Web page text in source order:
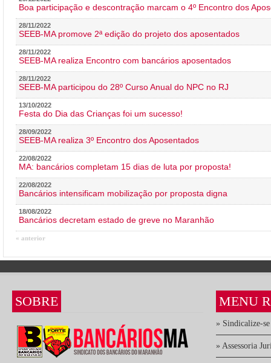
Boa participação e descontração marcam o 4º Encontro dos
28/11/2022
SEEB-MA promove 2ª edição do projeto dos aposentados
28/11/2022
SEEB-MA realiza Encontro com bancários aposentados
28/11/2022
SEEB-MA participou do 28º Curso Anual do NPC no RJ
13/10/2022
Festa do Dia das Crianças foi um sucesso!
28/09/2022
SEEB-MA realiza 3º Encontro dos Aposentados
22/08/2022
MA: bancários completam 15 dias de luta por proposta!
22/08/2022
Bancários intensificam mobilização por proposta digna
18/08/2022
Bancários decretam estado de greve no Maranhão
« anterior
SOBRE MENU
» Sindicalize-se
» Assessoria